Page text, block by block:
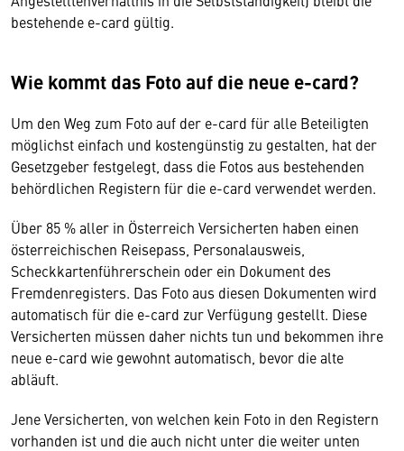
bestehende e-card gültig.
Wie kommt das Foto auf die neue e-card?
Um den Weg zum Foto auf der e-card für alle Beteiligten
möglichst einfach und kostengünstig zu gestalten, hat der
Gesetzgeber festgelegt, dass die Fotos aus bestehenden
behördlichen Registern für die e-card verwendet werden.
Über 85 % aller in Österreich Versicherten haben einen
österreichischen Reisepass, Personalausweis,
Scheckkartenführerschein oder ein Dokument des
Fremdenregisters. Das Foto aus diesen Dokumenten wird
automatisch für die e-card zur Verfügung gestellt. Diese
Versicherten müssen daher nichts tun und bekommen ihre
neue e-card wie gewohnt automatisch, bevor die alte
abläuft.
Jene Versicherten, von welchen kein Foto in den Registern
vorhanden ist und die auch nicht unter die weiter unten